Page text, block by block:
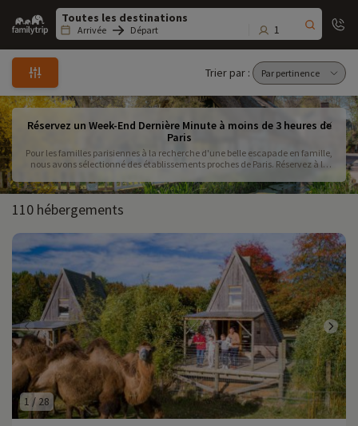
Family
trip
Arrivée Départ 1
Trier par :
Réservez un Week-End Dernière Minute à moins de 3 heures de
Paris
Pour les familles parisiennes à la recherche d'une belle escapade en famille,
nous avons sélectionné des établissements proches de Paris. Réservez à la
le week-end prochain.
110 hébergements
1 /28